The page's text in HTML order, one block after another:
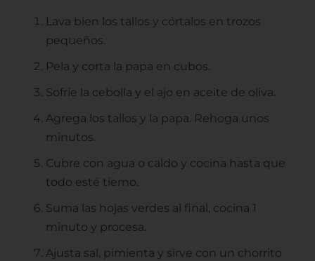
Lava bien los tallos y córtalos en trozos
pequeños.
Pela y corta la papa en cubos.
Sofríe la cebolla y el ajo en aceite de oliva.
Agrega los tallos y la papa. Rehoga unos
minutos.
Cubre con agua o caldo y cocina hasta que
todo esté tierno.
Suma las hojas verdes al final, cocina 1
minuto y procesa.
Ajusta sal, pimienta y sirve con un chorrito